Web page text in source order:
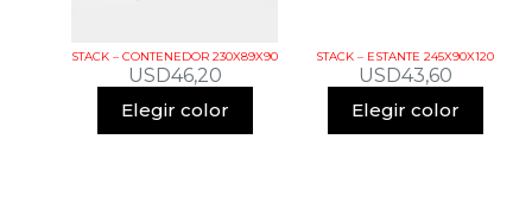
STACK – CONTENEDOR 230X89X90
USD46,20
Elegir color
STACK – ESTANTE 245X90X120
USD43,60
Elegir color